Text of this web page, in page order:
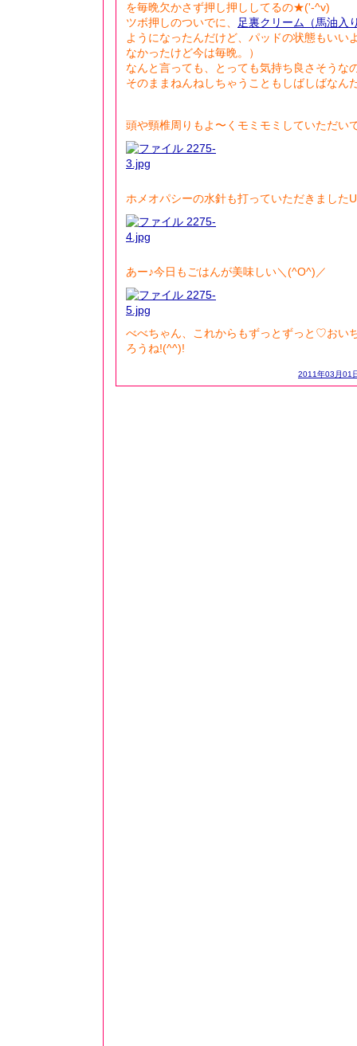
を毎晩欠かさず押し押ししてるの★('-^v)
ツボ押しのついでに、
足裏クリーム（馬油入
ようになったんだけど、パッドの状態もいい
なかったけど今は毎晩。）
なんと言っても、とっても気持ち良さそうな
そのままねんねしちゃうこともしばしばなん
頭や頸椎周りもよ〜くモミモミしていただい
ホメオパシーの水針も打っていただきました
あー♪今日もごはんが美味しい＼(^O^)／
べべちゃん、これからもずっとずっと♡おい
ろうね!(^^)!
2011年03月01